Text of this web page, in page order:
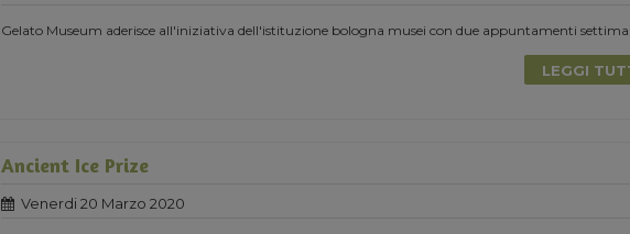
Gelato Museum aderisce all'iniziativa dell'istituzione bologna musei con due appuntamenti
LEGGI
Ancient Ice Prize
Venerdi 20 Marzo 2020